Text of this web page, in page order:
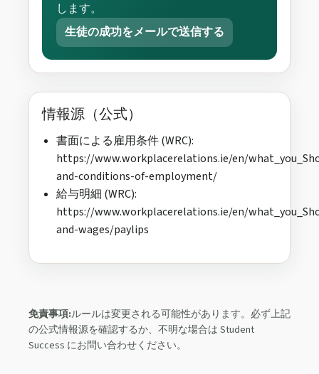
します。
生徒の成功をメールで送信する
情報源（公式）
書面による雇用条件 (WRC):
https://www.workplacerelations.ie/en/
and-conditions-of-employment/
給与明細 (WRC):
https://www.workplacerelations.ie/en/
and-wages/paylips
免責事項:ルールは変更される可能性があります。必ず上記
の公式情報源を確認するか、不明な場合は Student
Success にお問い合わせください。